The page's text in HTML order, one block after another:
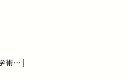
「かたち」と「はたらき」の生物進化－偶然か必然か（学術俯瞰講義）